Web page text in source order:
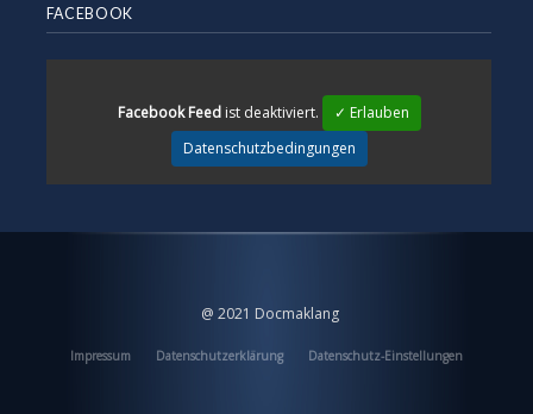
FACEBOOK
Facebook Feedist deaktiviert.
✓ Erlauben
Datenschutzbedingungen
@ 2021 Docmaklang
Impressum Datenschutzerklärung Datenschutz-Einstellungen